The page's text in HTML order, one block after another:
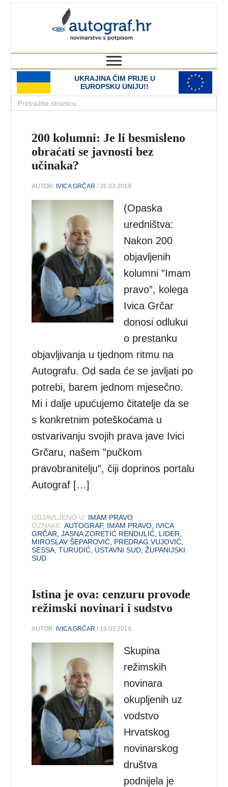
UKRAJINA ČIM PRIJE U
EUROPSKU UNIJU!!
200 kolumni: Je li besmisleno
obraćati se javnosti bez
učinaka?
AUTOR: IVICA GRČAR / 26.03.2019.
(Opaska
uredništva:
Nakon 200
objavljenih
kolumni ”Imam
pravo”, kolega
Ivica Grčar
donosi odlukui
o prestanku
objavljivanja u tjednom ritmu na
Autografu. Od sada će se javljati po
potrebi, barem jednom mjesečno.
Mi i dalje upućujemo čitatelje da se
s konkretnim poteškoćama u
ostvarivanju svojih prava jave Ivici
Grčaru, našem ”pučkom
pravobranitelju”, čiji doprinos portalu
Autograf […]
OBJAVLJENO U: IMAM PRAVO
OZNAKE: AUTOGRAF, IMAM PRAVO IVICA
GRČAR ,JASNA ZORETIĆ RENDULIĆ LIDER
MIROSLAV ŠEPAROVIĆ PREDRAG VUJOVIĆ
SESSA ,TURUDIĆ USTAVNI SUD ,ŽUPANIJSKI
SUD
Istina je ova: cenzuru provode
režimski novinari i sudstvo
AUTOR: IVICA GRČAR / 19.03.2019.
Skupina
režimskih
novinara
okupljenih uz
vodstvo
Hrvatskog
novinarskog
društva
podnijela je